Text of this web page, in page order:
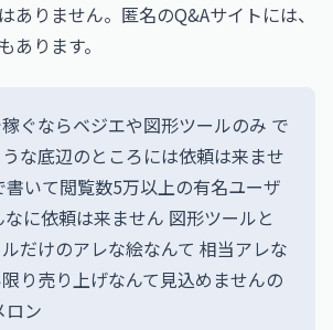
ありません。匿名のQ&Aサイトには、
あります。
ぐならベジエや図形ツールのみ で
な底辺のところには依頼は来ませ
書いて閲覧数5万以上の有名ユーザ
なに依頼は来ません 図形ツールと
だけのアレな絵なんて 相当アレな
り売り上げなんて見込めませんの
ロン